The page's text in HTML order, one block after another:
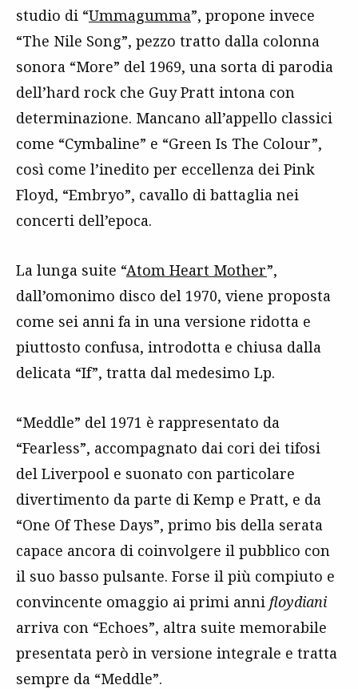
studio di “Ummagumma”, propone invece
“The Nile Song”, pezzo tratto dalla colonna
sonora “More” del 1969, una sorta di parodia
dell’hard rock che Guy Pratt intona con
determinazione. Mancano all’appello classici
come “Cymbaline” e “Green Is The Colour”,
così come l’inedito per eccellenza dei Pink
Floyd, “Embryo”, cavallo di battaglia nei
concerti dell’epoca.
La lunga suite “Atom Heart Mother”,
dall’omonimo disco del 1970, viene proposta
come sei anni fa in una versione ridotta e
piuttosto confusa, introdotta e chiusa dalla
delicata “If”, tratta dal medesimo Lp.
“Meddle” del 1971 è rappresentato da
“Fearless”, accompagnato dai cori dei tifosi
del Liverpool e suonato con particolare
divertimento da parte di Kemp e Pratt, e da
“One Of These Days”, primo bis della serata
capace ancora di coinvolgere il pubblico con
il suo basso pulsante. Forse il più compiuto e
convincente omaggio ai primi anni floydiani
arriva con “Echoes”, altra suite memorabile
presentata però in versione integrale e tratta
sempre da “Meddle”.